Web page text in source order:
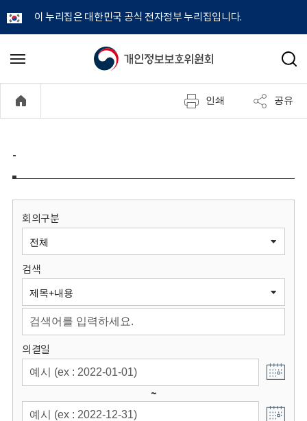
이 누리집은 대한민국 공식 전자정부 누리집입니다.
개
정
보
원
회
메
기
검
인쇄 공유
-
회의구분
검색
의결일
~